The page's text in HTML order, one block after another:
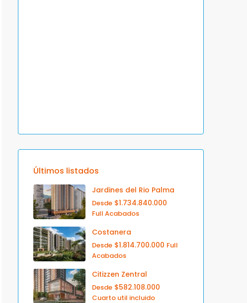
Últimos listados
Jardines del Rio Palma
Desde $1.734.840.000
Full Acabados
Costanera
Desde $1.814.700.000 Full
Acabados
Citizzen Zentral
Desde $582.108.000
Cuarto util incluido